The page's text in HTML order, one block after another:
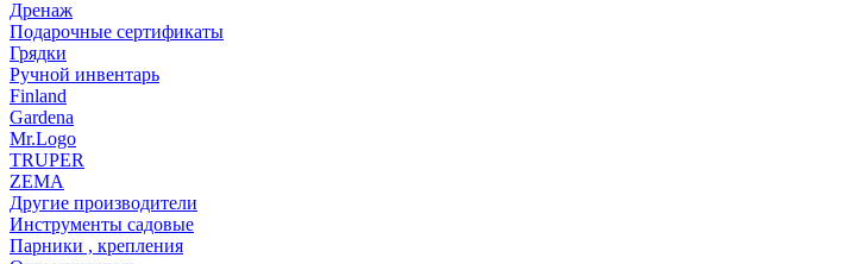
Дренаж
Подарочные сертификаты
Грядки
Ручной инвентарь
Finland
Gardena
Mr.Logo
TRUPER
ZEMA
Другие производители
Инструменты садовые
Парники , крепления